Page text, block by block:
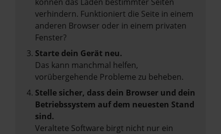
verhindern. Funktioniert die Seite in einem
anderen Browser oder in einem privaten
Fenster?
Starte dein Gerät neu.
Das kann manchmal helfen,
vorübergehende Probleme zu beheben.
Stelle sicher, dass dein Browser und dein
Betriebssystem auf dem neuesten Stand
sind.
Veraltete Software birgt nicht nur ein